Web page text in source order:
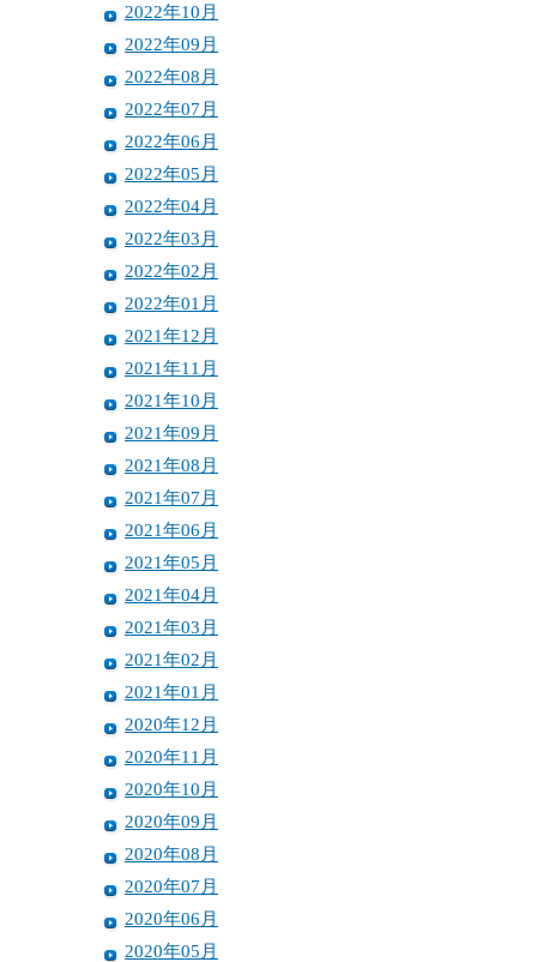
2022年10月
2022年09月
2022年08月
2022年07月
2022年06月
2022年05月
2022年04月
2022年03月
2022年02月
2022年01月
2021年12月
2021年11月
2021年10月
2021年09月
2021年08月
2021年07月
2021年06月
2021年05月
2021年04月
2021年03月
2021年02月
2021年01月
2020年12月
2020年11月
2020年10月
2020年09月
2020年08月
2020年07月
2020年06月
2020年05月